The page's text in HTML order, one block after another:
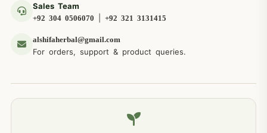
Sales Team
+92 304 0506070 +92 321 3131415
alshifaherbal@gmail.com
For orders, support & product queries.